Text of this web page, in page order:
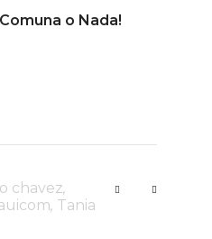
o Nada!
chavez,
, Tania